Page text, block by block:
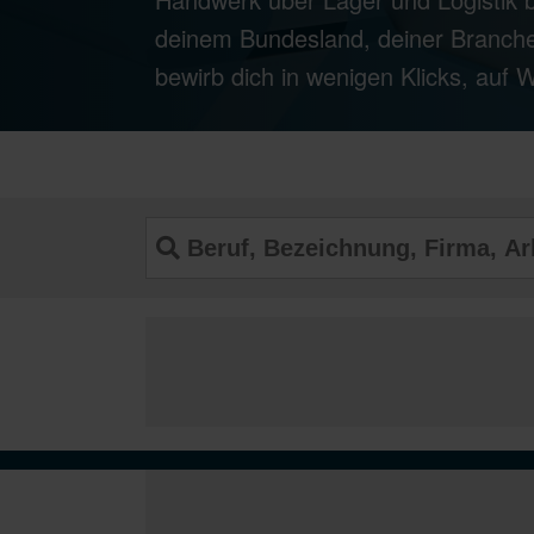
deinem Bundesland, deiner
bewirb dich in wenigen Klicks, auf